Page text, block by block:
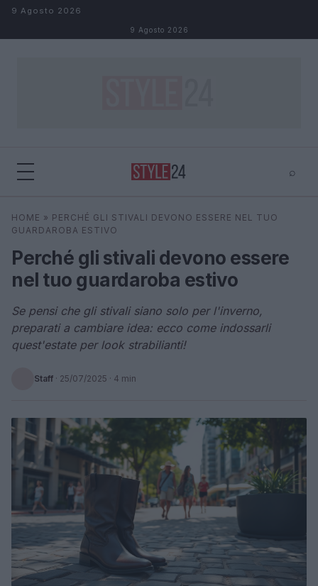
Salta al contenuto
9 Agosto 2026
9 Agosto 2026
⌕
Cerca ⌕
HOME » PERCHÉ GLI STIVALI DEVONO ESSERE NEL TUO
GUARDAROBA ESTIVO
Perché gli stivali devono essere
nel tuo guardaroba estivo
Se pensi che gli stivali siano solo per l'inverno,
preparati a cambiare idea: ecco come indossarli
quest'estate per look strabilianti!
Staff · 25/07/2025 · 4 min